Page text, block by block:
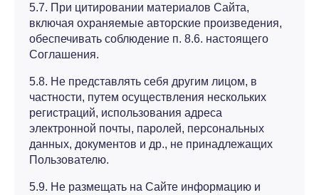
5.7. При цитировании материалов Сайта,
включая охраняемые авторские произведения,
обеспечивать соблюдение п. 8.6. настоящего
Соглашения.
5.8. Не представлять себя другим лицом, в
частности, путем осуществления нескольких
регистраций, использования адреса
электронной почты, паролей, персональных
данных, документов и др., не принадлежащих
Пользователю.
5.9. Не размещать на Сайте информацию и